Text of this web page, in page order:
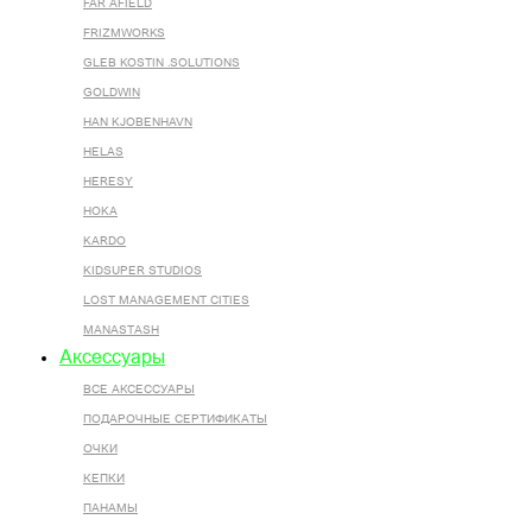
FAR AFIELD
FRIZMWORKS
GLEB KOSTIN .SOLUTIONS
GOLDWIN
HAN KJOBENHAVN
HELAS
HERESY
HOKA
KARDO
KIDSUPER STUDIOS
LOST MANAGEMENT CITIES
MANASTASH
Аксессуары
ВСЕ AКСЕССУАРЫ
ПОДАРОЧНЫЕ СЕРТИФИКАТЫ
ОЧКИ
КЕПКИ
ПАНАМЫ